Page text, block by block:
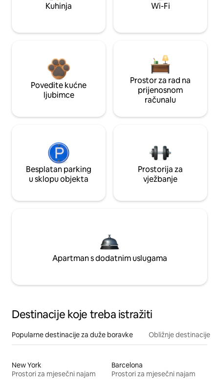
Kuhinja Wi-Fi
Povedite kućne
ljubimce
Prostor za rad na
prijenosnom
računalu
Besplatan parking
u sklopu objekta
Prostorija za
vježbanje
Apartman s dodatnim uslugama
Destinacije koje treba istražiti
Popularne destinacije za duže boravke Obližnje destinacije
New York
Prostori za mjesečni najam
Barcelona
Prostori za mjesečni najam